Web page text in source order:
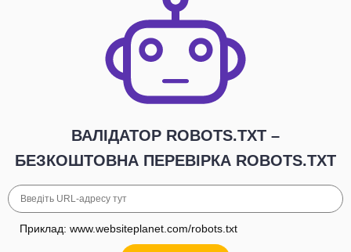
ВАЛІДАТОР ROBOTS.TXT –
БЕЗКОШТОВНА ПЕРЕВІРКА ROBOTS.TXT
Приклад: www.websiteplanet.com/robots.txt